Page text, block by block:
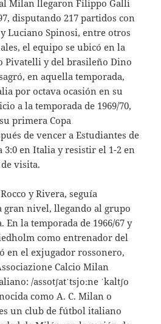
Milan llegaron Filippo Galli
disputando 217 partidos con
Luciano Spinosi, entre otros
el equipo se ubicó en la
Pivatelli y del brasileño Dino
en aquella temporada,
por octava ocasión en su
a la temporada de 1969/70,
primera Copa
de vencer a Estudiantes de
3:0 en Italia y resistir el 1-2 en
visita.
y Rivera, seguía
gran nivel, llegando al grupo
En la temporada de 1966/67 y
como entrenador del
en el exjugador rossonero,
Calcio Milan
/assotʃatˈtsjoːne ˈkaltʃo
como A. C. Milan o
un club de fútbol italiano